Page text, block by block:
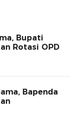
Bupati
Rotasi OPD
Bapenda